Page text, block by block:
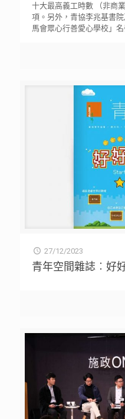
十大最高義工時數 （非商
項。另外，青協李兆基書
馬會眾心行善愛心學校」
27/12/2023
青年空間雜誌︰好